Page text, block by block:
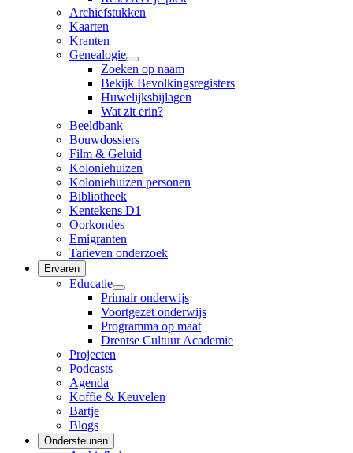
Archiefstukken
Kaarten
Kranten
Genealogie
Zoeken op naam
Bekijk Bevolkingsregisters
Huwelijksbijlagen
Wat zit erin?
Beeldbank
Bouwdossiers
Film & Geluid
Koloniehuizen
Koloniehuizen personen
Bibliotheek
Kentekens D1
Oorkondes
Emigranten
Tarieven onderzoek
Ervaren
Educatie
Primair onderwijs
Voortgezet onderwijs
Programma op maat
Drentse Cultuur Academie
Projecten
Podcasts
Agenda
Koffie & Keuvelen
Bartje
Blogs
Ondersteunen